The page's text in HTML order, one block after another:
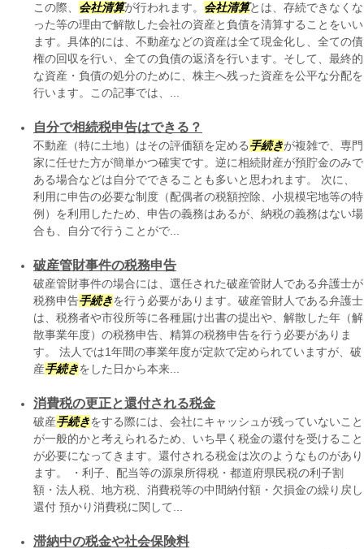
この際、 会社清算が行われます。 会社清算とは、存続できなくな
った等の理由で解散した会社の資産と負債を清算することをいい
ます。具体的には、不動産などの資産は全て現金化し、全ての債
権の回収を行い、全ての負債の返済を行います。そして、最終的
な資産・負債の処分のために、株主へ残った資産を公平な分配を
行います。この記事では、...
自分で相続税申告はできる？
不動産（特に土地）はその評価額を定める手続きが複雑で、専門
家に任せた方が簡単かつ確実です。逆に相続財産が預貯金のみで
ある場合などは自分でできることも多いと思われます。 次に、
利用に申告の必要な制度（配偶者の税額控除、小規模宅地等の特
例）を利用したため、申告の義務はあるが、納税の義務はない場
合も、自分で行うことがで...
破産管財事件の税務申告
破産管財事件の場合には、選任された破産管財人である弁護士が
税務申告手続きを行う必要があります。破産管財人である弁護士
は、税務者や市役所等に各種届け出書の提出や、解散した年（解
散事業年度）の税務申告、精算の税務申告を行う必要がありま
す。 法人では1年間の事業年度が定款で定められていますが、破
産手続きをした日から本来...
消費税の更正と還付される税金
破産手続きをする際には、会社にキャッシュが残っていないこと
が一般的かと考えられるため、いち早く税金の還付を受けること
が必要になってきます。還付される税金は次のようなものがあり
ます。 ・利子、配当等の源泉所得税・都道府県民税の利子割
額・法人税、地方税、消費税等の中間納付額・欠損金の繰り戻し
還付 預かり消費税に関して...
滞納中の税金や社会保険料